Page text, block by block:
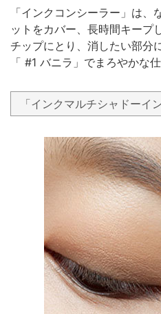
「インクコンシーラー」は、
ットをカバー、長時間キープ
チップにとり、消したい部分
「 #1 バニラ」でまろやかな
「インクマルチシャドーイ